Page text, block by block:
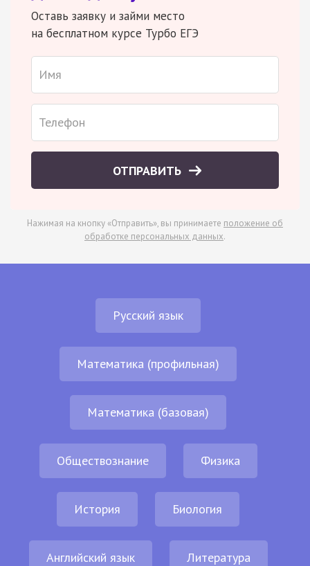
Оставь заявку и займи место
на бесплатном курсе Турбо ЕГЭ
ОТПРАВИТЬ
Нажимая на кнопку «Отправить», вы принимаете положение об
обработке персональных данных.
Русский язык
Математика (профильная)
Математика (базовая)
Обществознание Физика
История Биология
Английский язык Литература